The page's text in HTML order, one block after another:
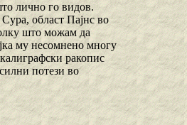
лично го видов.
област Пајнс во
што можам да
му несомнено многу
ракопис
потези во